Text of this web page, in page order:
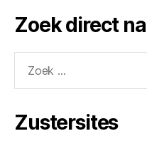
Zoek direct
naar:
Zustersites